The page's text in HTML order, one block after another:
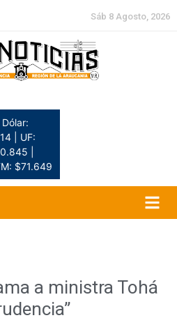
Sáb 8 Agosto, 2026
| UF:
|
$71.649
a ministra Tohá